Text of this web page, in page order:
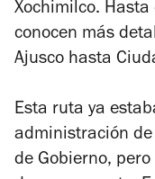
Xochimilco.
conocen más
Ajusco hasta
Esta ruta ya
administración
de Gobierno,